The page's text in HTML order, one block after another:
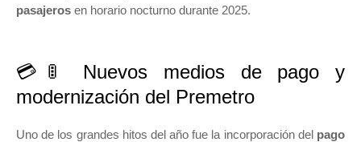
pasajeros en horario nocturno durante 2025.
💳🚦 Nuevos medios de pago y
modernización del Premetro
Uno de los grandes hitos del año fue la incorporación del pago